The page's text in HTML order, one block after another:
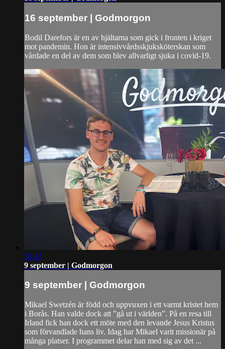
16 september | Godmorgon
Bodil Darefors är en av hjältarna som gick i fronten i kriget
mot pandemin. Hon är intensivvårdsskjuksköterskan som
vårdade en del av dem som blev allvarligt sjuka i covid-19.
58:43
9 september | Godmorgon
9 september | Godmorgon
Mikael Swetzén är född och uppvuxen i ett varmt kristet hem
i Borås. Han valde dock att ”gå ut i världen”. På en resa till
Irland fick han dock ett möte med den levande Jesus Kristus
som förvandlade hans liv. Idag har Mikael varit missionär på
många platser. I programmet delar han med sig av det ...